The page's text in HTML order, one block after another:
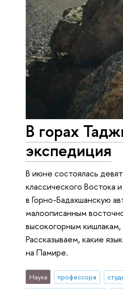
В горах
экспедиция
В июне состоялась
классического Востока
в Горно-Бадахшанскую
малоописанным
высокогорным
Рассказываем, какие
на Памире.
Наука профессора